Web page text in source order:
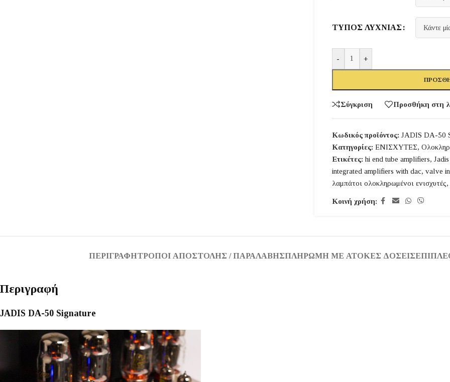
ΤΎΠΟΣ ΛΥΧΝΊΑΣ
- +
Σύγκριση Προσθήκη στη
Κωδικός προϊόντος: JADIS DA-50
Κατηγορίες: ΕΝΙΣΧΥΤΕΣ,
Ετικέτες: hi end tube amplifiers,
integrated amplifiers with dac, valve
λαμπάτοι ολοκληρωμένοι ενισχυτές,
Κοινή χρήση:
ΠΕΡΙΓΡΑΦΉΤΡΌΠΟΙ ΑΠΟΣΤΟΛΉΣ / ΠΑΡΑΛΑΒΉΣΠΛΗΡΩΜΉ ΜΕ ΆΤΟΚΕΣ ΔΌΣΕΙΣ
Περιγραφή
JADIS DA-50 Signature